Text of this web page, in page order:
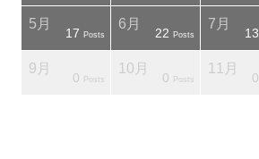
5月
17 Posts
6月
22 Posts
7月
13
9月
0 Posts
10月
0 Posts
11月
0